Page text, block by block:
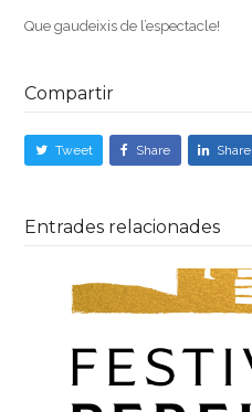
Que gaudeixis de l’espectacle!
Compartir
Tweet Share Share
Entrades relacionades